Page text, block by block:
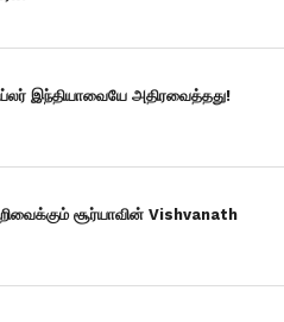
இந்தியாவையே அதிரவைத்தது!
சூர்யாவின் Vishvanath